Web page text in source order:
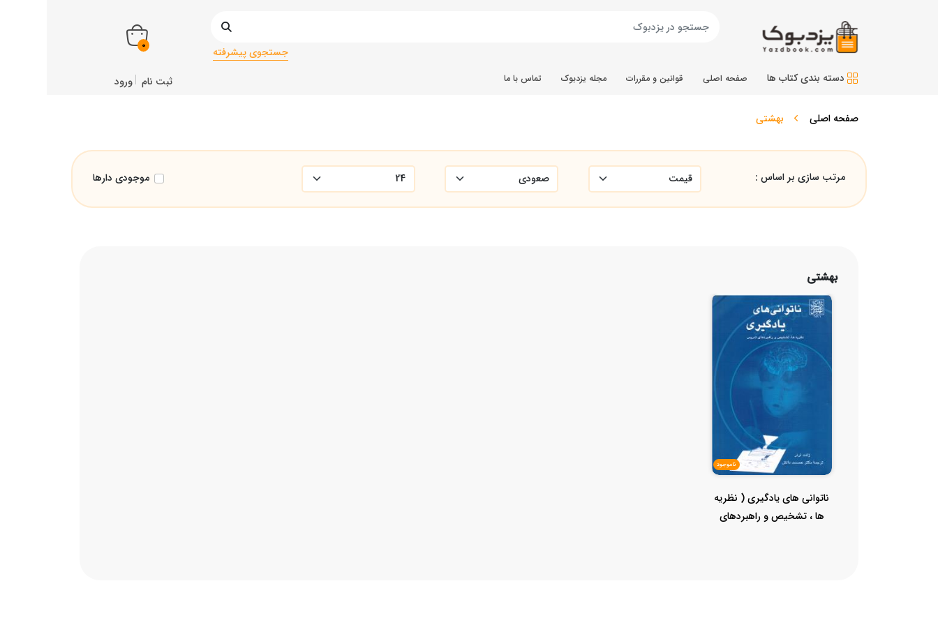
جستجوی پیشرفته 0
دسته بندی کتاب ها صفحه اصلی قوانین و مقررات مجله یزدبوک تماس با ما ثبت نام ورود
صفحه اصلی بهشتی
مرتب سازی بر اساس : موجودی دارها
بهشتی
ناموجود
ناتوانی های یادگیری ( نظریه
ها ، تشخیص و راهبردهای